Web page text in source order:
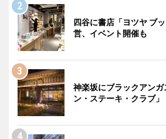
四谷に書店「ヨツヤ ブ
営、イベント開催も
神楽坂にブラックアン
ン・ステーキ・クラブ」